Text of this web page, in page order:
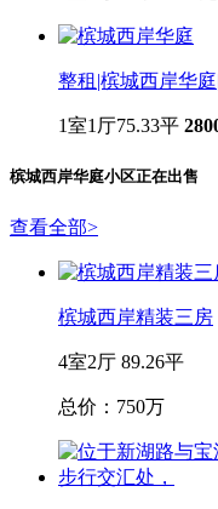
整租|槟城西岸华
1室1厅75.33平
槟城西岸华庭小区正在出售
查看全部>
槟城西岸精装三房
4室2厅 89.26平
总价：750万